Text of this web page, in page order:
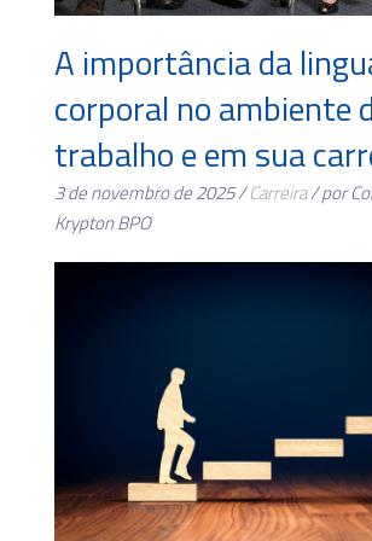
A importância da
corporal no ambiente
trabalho e em sua
3 de novembro de 2025 /Carreira/ por
Krypton BPO